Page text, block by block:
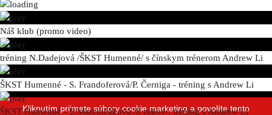
Kliknutím prijmete súbory cookie marketing a povolíte tento
Náš klub (promo video)
tréning N.Dadejová /ŠKST Humenné/ s čínskym trénerom Andrew Li
ŠKST Humenné - S. Frandoferová/P. Černiga - tréning s Andrew Li
ŠKST Humenné - E.Marcinčáková /8 rokov/, tréning s Andrew Li